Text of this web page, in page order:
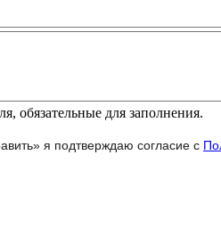
обязательные для заполнения.
я подтверждаю согласие с